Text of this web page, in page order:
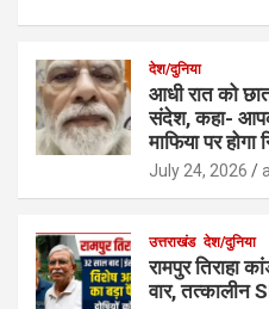
देश/दुनिया
आधी रात को
संदेश, कहा-
माफिया पर होगा
July 24, 2026
उत्तराखंड देश/दुनिया
रामपुर तिराहा
वार, तत्कालीन